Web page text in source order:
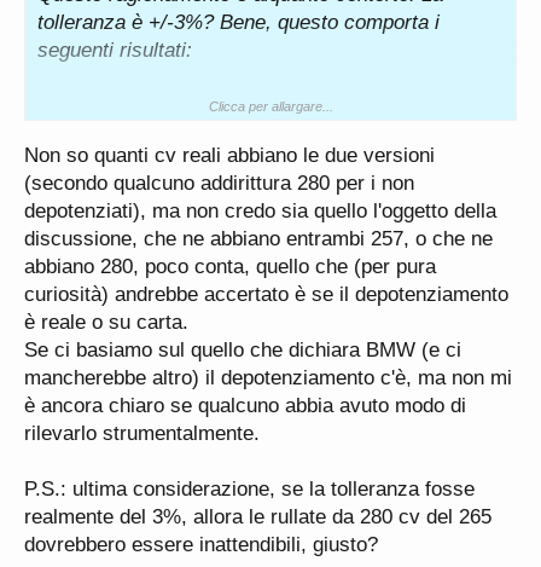
inquinamento seguono protoccoli ben diversi dalla
misura della potenza massima, quindi
fondamentalmente due motori meccanicamente
nella norma quotidiana mi pare normale che
abbiano valori sovrapponibili.
tolleranza è +/-3%? Bene, questo comporta i
seguenti risultati:
249cv -> range 241,53cv/256,47cv
Ok se prendi il dato migliore del depo e quello
peggiore del 265 sono uguali, ma perchè il depo
dovrebbe tirare al massimo del range mentre il 265
essere più spompato del dato dichiarato? Vuoi
quindi forse dire che entrambe le versioni hanno
circa 257cv?
Clicca per allargare...
Non so quanti cv reali abbiano le due versioni
(secondo qualcuno addirittura 280 per i non
depotenziati), ma non credo sia quello l'oggetto della
discussione, che ne abbiano entrambi 257, o che ne
abbiano 280, poco conta, quello che (per pura
curiosità) andrebbe accertato è se il depotenziamento
è reale o su carta.
Se ci basiamo sul quello che dichiara BMW (e ci
mancherebbe altro) il depotenziamento c'è, ma non mi
è ancora chiaro se qualcuno abbia avuto modo di
rilevarlo strumentalmente.
P.S.: ultima considerazione, se la tolleranza fosse
realmente del 3%, allora le rullate da 280 cv del 265
dovrebbero essere inattendibili, giusto?